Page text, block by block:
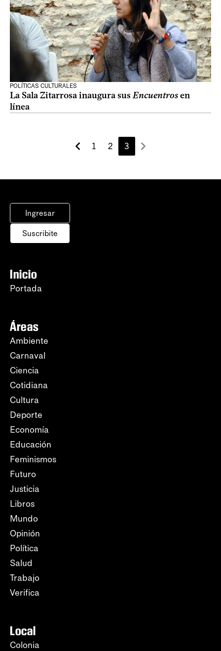
POLÍTICAS CULTURALES
La Sala Zitarrosa inaugura susEncuentrosen
línea
1 2 3
Ingresar
Suscribite
Inicio
Portada
Áreas
Ambiente
Carnaval
Ciencia
Cotidiana
Cultura
Deporte
Economía
Educación
Feminismos
Futuro
Justicia
Libros
Mundo
Opinión
Política
Salud
Trabajo
Verifica
Local
Colonia